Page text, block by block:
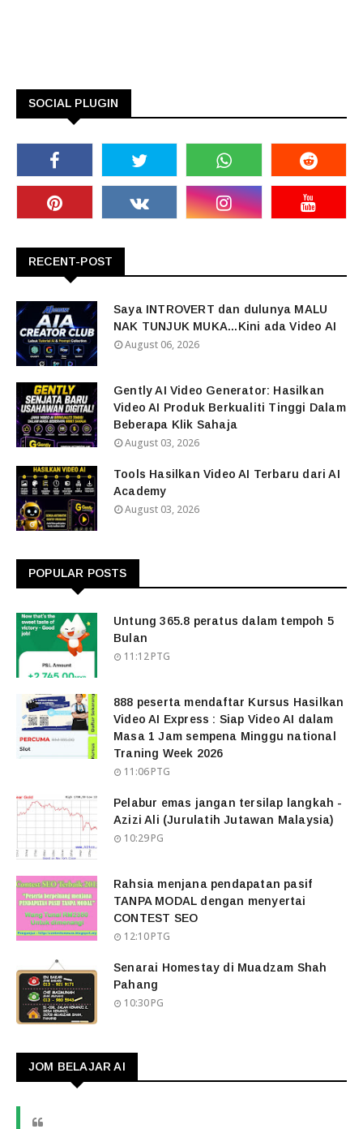
SOCIAL PLUGIN
RECENT-POST
Saya INTROVERT dan dulunya MALU
NAK TUNJUK MUKA...Kini ada Video AI
August 06, 2026
Gently AI Video Generator: Hasilkan
Video AI Produk Berkualiti Tinggi Dalam
Beberapa Klik Sahaja
August 03, 2026
Tools Hasilkan Video AI Terbaru dari AI
Academy
August 03, 2026
POPULAR POSTS
Untung 365.8 peratus dalam tempoh 5
Bulan
11:12 PTG
888 peserta mendaftar Kursus Hasilkan
Video AI Express : Siap Video AI dalam
Masa 1 Jam sempena Minggu national
Traning Week 2026
11:06 PTG
Pelabur emas jangan tersilap langkah -
Azizi Ali (Jurulatih Jutawan Malaysia)
10:29 PG
Rahsia menjana pendapatan pasif
TANPA MODAL dengan menyertai
CONTEST SEO
12:10 PTG
Senarai Homestay di Muadzam Shah
Pahang
10:30 PG
JOM BELAJAR AI